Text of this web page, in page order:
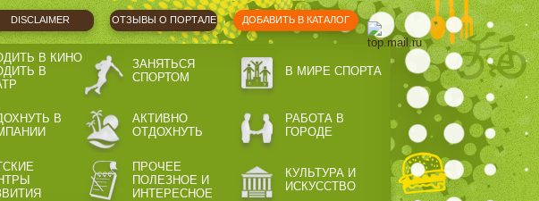
DISCLAIMER ОТЗЫВЫ О ПОРТАЛЕ ДОБАВИТЬ В КАТАЛОГ
В КИНО
В
ЗАНЯТЬСЯ
СПОРТОМ
В МИРЕ СПОРТА
В
АКТИВНО
ОТДОХНУТЬ
РАБОТА В
ГОРОДЕ
ПРОЧЕЕ
ПОЛЕЗНОЕ И
ИНТЕРЕСНОЕ
КУЛЬТУРА И
ИСКУССТВО